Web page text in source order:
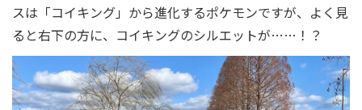
スは「コイキング」から進化するポケモンですが、よく見
ると右下の方に、コイキングのシルエットが……！？